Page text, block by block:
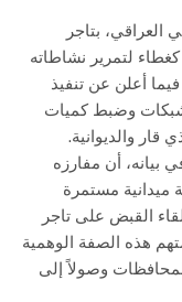
العراقي، بتاجر
لتمرير نشاطاته
أعلن عن تنفيذ
وضبط كميات
والديوانية.
بيانه، أن مفارزه
ميدانية مستمرة
القبض على تاجر
هذه الصفة الوهمية
وصولاً إلى